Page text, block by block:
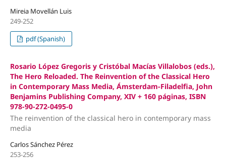
Mireia Movellán Luis
249-252
pdf (Spanish)
Rosario López Gregoris y Cristóbal Macías Villalobos (eds.),
The Hero Reloaded. The Reinvention of the Classical Hero
in Contemporary Mass Media, Ámsterdam-Filadelfia, John
Benjamins Publishing Company, XIV + 160 páginas, ISBN
978-90-272-0495-0
The reinvention of the classical hero in contemporary mass
media
Carlos Sánchez Pérez
253-256